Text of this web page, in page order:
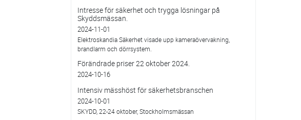
Intresse för säkerhet och trygga lösningar på
Skyddsmässan.
2024-11-01
Elektroskandia Säkerhet visade upp kameraövervakning,
brandlarm och dörrsystem.
Förändrade priser 22 oktober 2024.
2024-10-16
Intensiv mässhöst för säkerhetsbranschen
2024-10-01
SKYDD, 22-24 oktober, Stockholmsmässan